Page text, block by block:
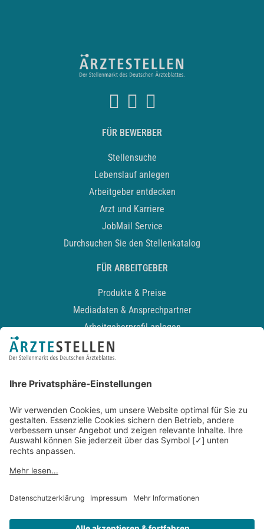
FÜR BEWERBER
Stellensuche
Lebenslauf anlegen
Arbeitgeber entdecken
Arzt und Karriere
JobMail Service
Durchsuchen Sie den Stellenkatalog
FÜR ARBEITGEBER
Produkte & Preise
Mediadaten & Ansprechpartner
Arbeitgeberprofil anlegen
Recruiting-Podcast
Kontakt
Datenschutz
Newsletter